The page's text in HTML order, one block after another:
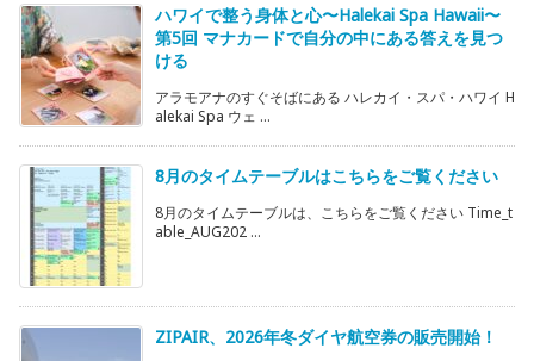
ハワイで整う身体と心〜Halekai Spa Hawaii〜
第5回 マナカードで自分の中にある答えを見つ
ける
アラモアナのすぐそばにある ハレカイ・スパ・ハワイ H
alekai Spa ウェ ...
8月のタイムテーブルはこちらをご覧ください
8月のタイムテーブルは、こちらをご覧ください Time_t
able_AUG202 ...
ZIPAIR、2026年冬ダイヤ航空券の販売開始！